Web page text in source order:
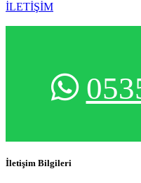
İLETİŞİM
İletişim Bilgileri